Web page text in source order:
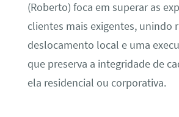
(Roberto) foca em superar as
clientes mais exigentes, unindo
deslocamento local e uma
que preserva a integridade de
ela residencial ou corporativa.